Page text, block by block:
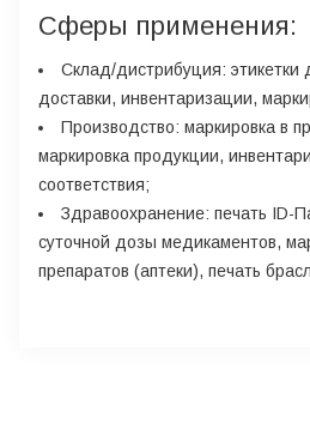
Сферы применения:
Склад/дистрибуция: этикетки
доставки, инвентаризации,
Производство: маркировка в
маркировка продукции,
соответствия;
Здравоохранение: печать ID-
суточной дозы медикаментов,
препаратов (аптеки), печать